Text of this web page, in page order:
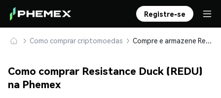
Registre-se
Como comprar criptomoedas Compre e armazene Resistance Duck (REDU) com segurança
Como comprar Resistance Duck (REDU)
na Phemex